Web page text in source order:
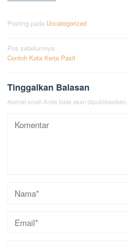
Posting pada Uncategorized
Navigasi
pos
Pos sebelumnya
Contoh Kata Kerja Pasif
Tinggalkan Balasan
Alamat email Anda tidak akan dipublikasikan.